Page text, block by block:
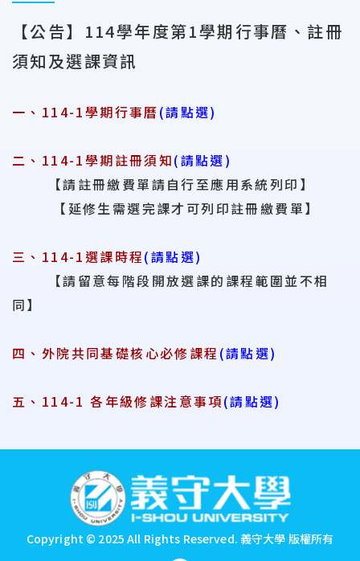
【公告】114學年度第1學期行事曆、註冊
須知及選課資訊
一、 114-1學期行事曆(請點選)
二、114-1學期註冊須知(請點選)
【請註冊繳費單請自行至應用系統列印】
【延修生需選完課才可列印註冊繳費單】
三、114-1選課時程(請點選)
【請留意每階段開放選課的課程範圍並不相
同】
四、外院共同基礎核心必修課程 (請點選)
五、114-1 各年級修課注意事項(請點選)
Copyright © 2025 All Rights Reserved. 義守大學 版權所有